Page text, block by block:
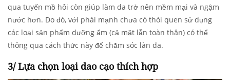
qua tuyến mồ hôi còn giúp làm da trở nên mềm mại và ngậm
nước hơn. Do đó, với phái mạnh chưa có thói quen sử dụng
các loại sản phẩm dưỡng ẩm (cả mặt lẫn toàn thân) có thể
thông qua cách thức này để chăm sóc làn da.
3/ Lựa chọn loại dao cạo thích hợp